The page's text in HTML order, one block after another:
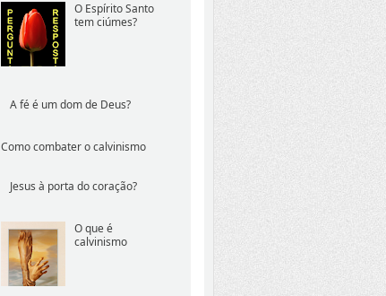
O Espírito Santo
tem ciúmes?
A fé é um dom de Deus?
Como combater o calvinismo
Jesus à porta do coração?
O que é
calvinismo